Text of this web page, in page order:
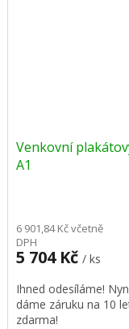
Venkovní
A1
6 901,84 Kč včetně
DPH
5 704 Kč / ks
Ihned odesíláme!
dáme záruku na 10
zdarma!